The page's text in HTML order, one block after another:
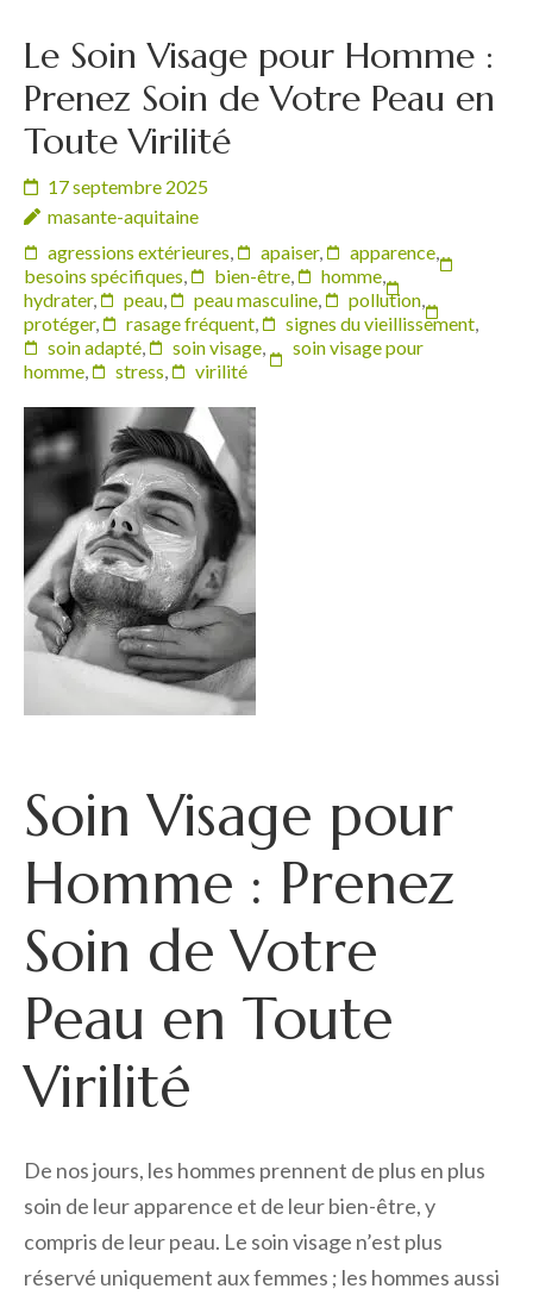
Le Soin Visage pour Homme :
Prenez Soin de Votre Peau en
Toute Virilité
17 septembre 2025
masante-aquitaine
agressions extérieures, apaiser, apparence,
besoins spécifiques, bien-être, homme,
hydrater, peau, peau masculine, pollution,
protéger, rasage fréquent, signes du vieillissement,
soin adapté, soin visage,
soin visage pour
homme, stress, virilité
Soin Visage pour
Homme : Prenez
Soin de Votre
Peau en Toute
Virilité
De nos jours, les hommes prennent de plus en plus
soin de leur apparence et de leur bien-être, y
compris de leur peau. Le soin visage n’est plus
réservé uniquement aux femmes ; les hommes aussi